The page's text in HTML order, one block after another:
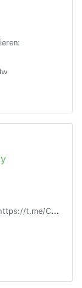
D
t.me/